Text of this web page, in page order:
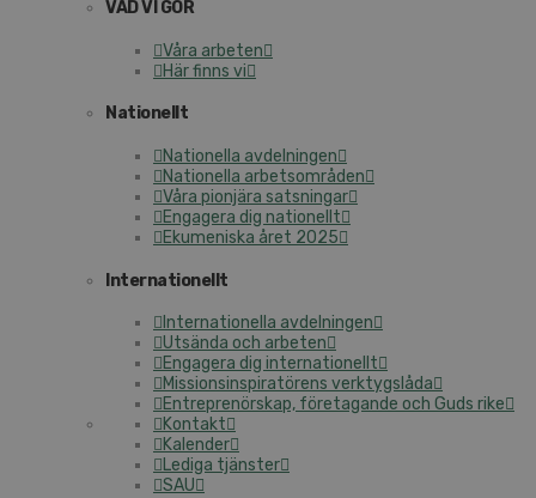
VAD VI GÖR
Våra arbeten
Här finns vi
Nationellt
Nationella avdelningen
Nationella arbetsområden
Våra pionjära satsningar
Engagera dig nationellt
Ekumeniska året 2025
Internationellt
Internationella avdelningen
Utsända och arbeten
Engagera dig internationellt
Missionsinspiratörens verktygslåda
Entreprenörskap, företagande och Guds rike
Kontakt
Kalender
Lediga tjänster
SAU